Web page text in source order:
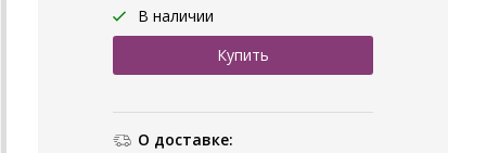
В наличии
О доставке: